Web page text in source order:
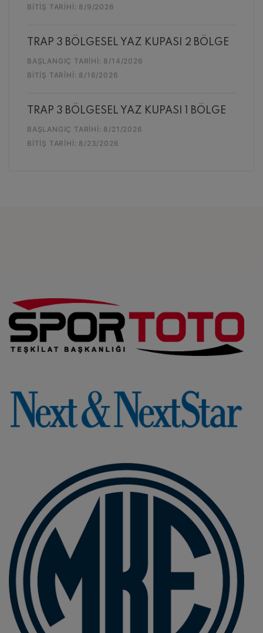
BITIŞ TARIHI: 8/9/2026
TRAP 3 BÖLGESEL YAZ KUPASI 2 BÖLGE
BAŞLANGIÇ TARIHI: 8/14/2026
BITIŞ TARIHI: 8/16/2026
TRAP 3 BÖLGESEL YAZ KUPASI 1 BÖLGE
BAŞLANGIÇ TARIHI: 8/21/2026
BITIŞ TARIHI: 8/23/2026